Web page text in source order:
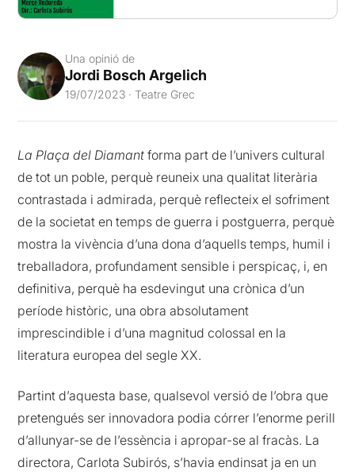
Una opinió de
Jordi Bosch Argelich
19/07/2023 · Teatre Grec
La Plaça del Diamant forma part de l’univers cultural
de tot un poble, perquè reuneix una qualitat literària
contrastada i admirada, perquè reflecteix el sofriment
de la societat en temps de guerra i postguerra, perquè
mostra la vivència d’una dona d’aquells temps, humil i
treballadora, profundament sensible i perspicaç, i, en
definitiva, perquè ha esdevingut una crònica d’un
període històric, una obra absolutament
imprescindible i d’una magnitud colossal en la
literatura europea del segle XX.
Partint d’aquesta base, qualsevol versió de l’obra que
pretengués ser innovadora podia córrer l’enorme perill
d’allunyar-se de l’essència i apropar-se al fracàs. La
directora, Carlota Subirós, s’havia endinsat ja en un